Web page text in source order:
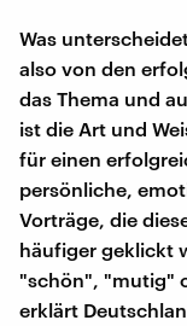
Was
also von den
das Thema und
ist die Art und
für einen
persönliche,
Vorträge, die
häufiger geklickt
"schön", "mutig"
erklärt